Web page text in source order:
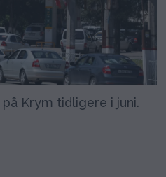
Krym tidligere i juni.